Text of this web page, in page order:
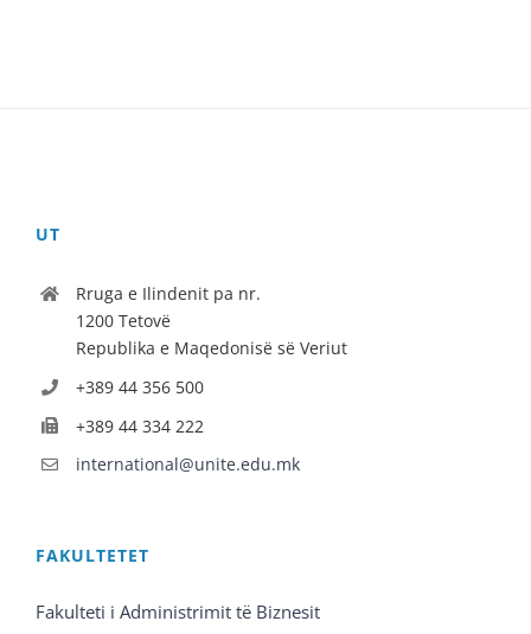
UT
Rruga e Ilindenit pa nr.
1200 Tetovë
Republika e Maqedonisë së Veriut
+389 44 356 500
+389 44 334 222
international@unite.edu.mk
FAKULTETET
Fakulteti i Administrimit të Biznesit